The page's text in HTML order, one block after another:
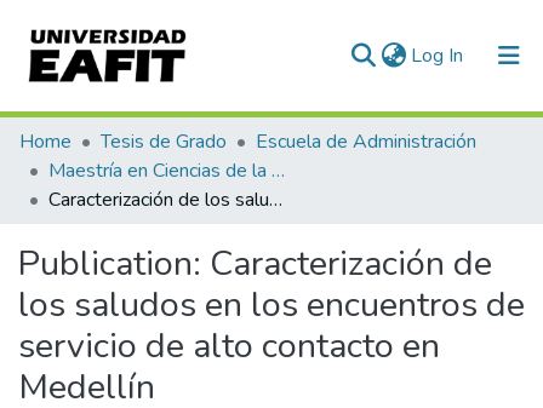
Log In (current)
Communities & Collections
All of DSpace
Home Tesis de Grado
Escuela de Administración
Maestría en Ciencias de la Administración (tesis)
Caracterización de los saludos en los encuentros de servicio de alto contacto en Medellín
Publication: Caracterización de
los saludos en los encuentros de
servicio de alto contacto en
Medellín